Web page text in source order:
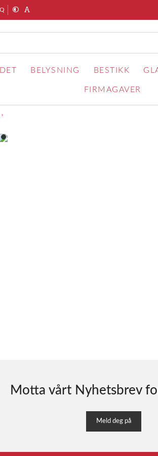
BELYSNING BESTIKK
FIRMAGAVER
item
Motta vårt Nyhetsbrev
Meld deg på